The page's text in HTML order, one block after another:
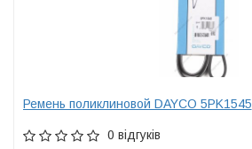
Ремень поликлиновой DAYCO 5PK1545
0 відгуків